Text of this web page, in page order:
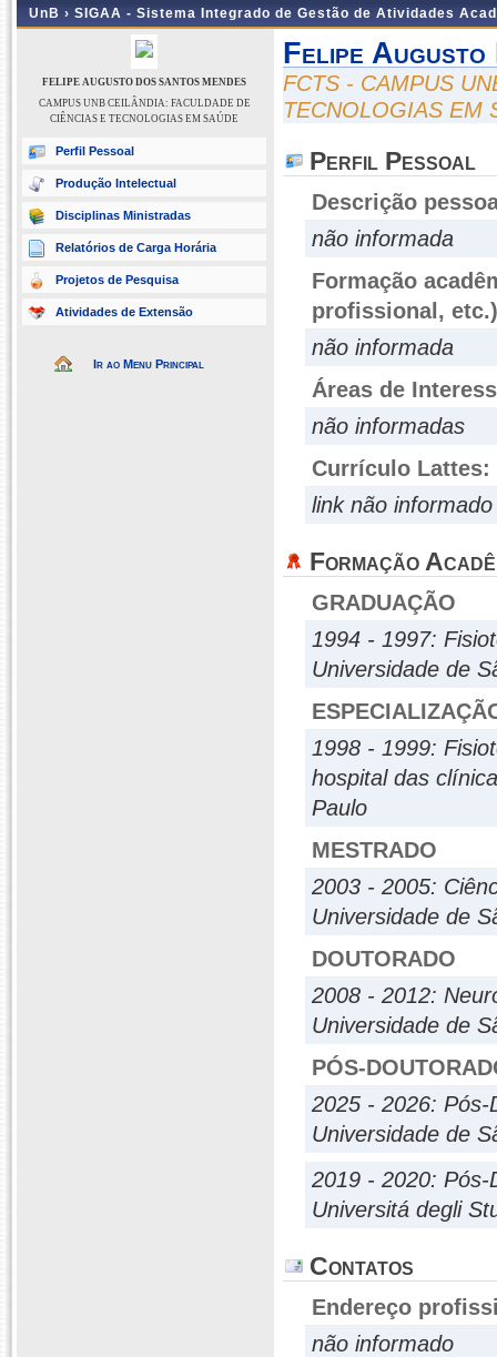
UnB › SIGAA - Sistema Integrado de Gestão de Atividades
FELIPE AUGUSTO DOS SANTOS MENDES
CAMPUS UNB CEILÂNDIA: FACULDADE DE
CIÊNCIAS E TECNOLOGIAS EM SAÚDE
Perfil Pessoal
Produção Intelectual
Disciplinas Ministradas
Relatórios de Carga Horária
Projetos de Pesquisa
Atividades de Extensão
Ir ao Menu Principal
Felipe Augusto
FCTS - CAMPUS
TECNOLOGIAS EM
Perfil Pessoal
Descrição
não informada
Formação
profissional, etc.)
não informada
Áreas de
não informadas
Currículo Lattes:
link não informado
Formação
GRADUAÇÃO
1994 - 1997:
Universidade de
1998 - 1999:
hospital das
Paulo
MESTRADO
2003 - 2005:
Universidade de
DOUTORADO
2008 - 2012:
Universidade de
PÓS-
2025 - 2026: Pós-
Universidade de
2019 - 2020: Pós-
Universitá degli
Contatos
Endereço
não informado